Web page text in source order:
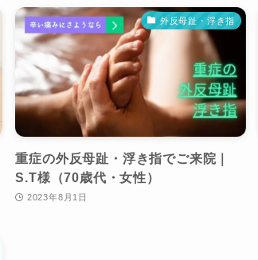
外反母趾・浮き指
重症の外反母趾・浮き指でご来院｜
S.T様（70歳代・女性）
2023年8月1日